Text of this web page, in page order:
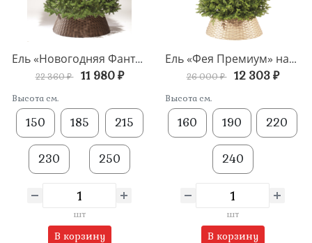
Ель «Новогодняя Фантазия» напольная
22 360 ₽ 11 980 ₽
Высота см.
150 185 215
230 250
шт
В корзину
Ель «Фея Премиум» напольная
26 000 ₽ 12 303 ₽
Высота см.
160 190 220
240
шт
В корзину